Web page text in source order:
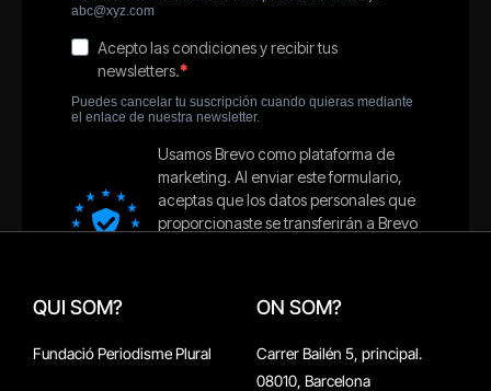
QUI SOM?
Fundació Periodisme Plural
ON SOM?
Carrer Bailén 5, principal.
08010, Barcelona